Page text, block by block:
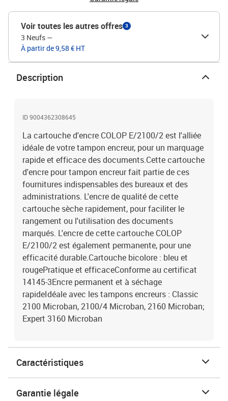
Voir toutes les autres offres 3
3 Neufs —
À partir de 9,58 € HT
Description
ID 9004362308645
La cartouche d'encre COLOP E/2100/2 est l'alliée
idéale de votre tampon encreur, pour un marquage
rapide et efficace des documents.Cette cartouche
d'encre pour tampon encreur fait partie de ces
fournitures indispensables des bureaux et des
administrations. L'encre de qualité de cette
cartouche sèche rapidement, pour faciliter le
rangement ou l'utilisation des documents
marqués. L'encre de cette cartouche COLOP
E/2100/2 est également permanente, pour une
efficacité durable.Cartouche bicolore : bleu et
rougePratique et efficaceConforme au certificat
14145-3Encre permanent et à séchage
rapideIdéale avec les tampons encreurs : Classic
2100 Microban, 2100/4 Microban, 2160 Microban;
Expert 3160 Microban
Caractéristiques
Garantie légale